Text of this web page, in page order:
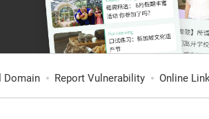
Domain Report Vulnerability Online